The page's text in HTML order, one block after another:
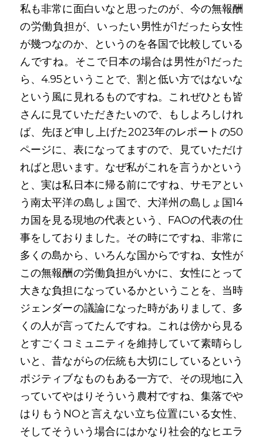
私も非常に面白いなと思ったのが、今の無報酬
の労働負担が、いったい男性が1だったら女性
が幾つなのか、というのを各国で比較している
んですね。そこで日本の場合は男性が1だった
ら、4.95ということで、割と低い方ではないな
という風に見れるものですね。これぜひとも皆
さんに見ていただきたいので、もしよろしけれ
ば、先ほど申し上げた2023年のレポートの50
ページに、表になってますので、見ていただけ
ればと思います。なぜ私がこれを言うかという
と、実は私日本に帰る前にですね、サモアとい
う南太平洋の島しょ国で、大洋州の島しょ国14
カ国を見る現地の代表という、FAOの代表の仕
事をしておりました。その時にですね、非常に
多くの島から、いろんな国からですね、女性が
この無報酬の労働負担がいかに、女性にとって
大きな負担になっているかということを、当時
ジェンダーの議論になった時がありまして、多
くの人が言ってたんですね。これは傍から見る
とすごくコミュニティを維持していて素晴らし
いと、昔ながらの伝統も大切にしているという
ポジティブなものもある一方で、その現地に入
っていてやはりそういう農村ですね、集落でや
はりもうNOと言えない立ち位置にいる女性、
そしてそういう場合にはかなり社会的なヒエラ